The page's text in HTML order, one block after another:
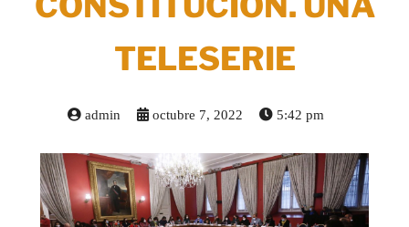
TELESERIE
admin octubre 7, 2022 5:42 pm